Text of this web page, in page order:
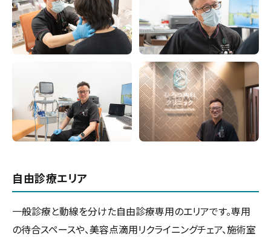
自由診療エリア
一般診療と動線を分けた自由診療専用のエリアです。専用
の待合スペースや、美容点滴用リクライニングチェア、施術室